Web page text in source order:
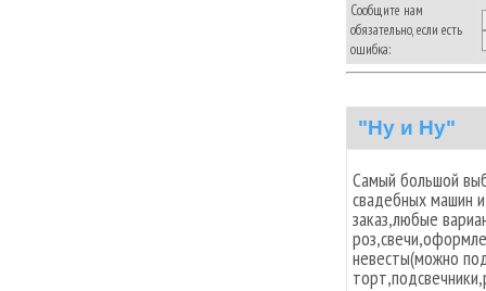
Сообщите нам
обязательно, если есть
ошибка:
"Ну и Ну"
Самый большой
свадебных машин
заказ,любые
невесты(можно